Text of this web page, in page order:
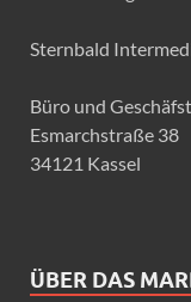
Sternbald
Büro und
Esmarchstraße 38
34121 Kassel
ÜBER DAS